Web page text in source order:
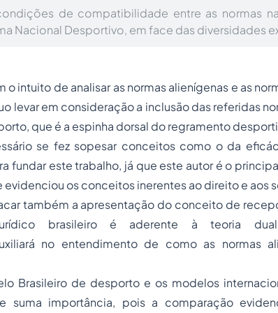
de compatibilidade entre as normas
Nacional Desportivo, em face das diversidades
o intuito de analisar as normas alienígenas e as
levar em consideração a inclusão das referidas
que é a espinha dorsal do regramento
se fez sopesar conceitos como o da
fundar este trabalho, já que este autor é o
evidenciou os conceitos inerentes ao direito e aos
também a apresentação do conceito de
jurídico brasileiro é aderente à teoria
no entendimento de como as normas
Brasileiro de desporto e os modelos
suma importância, pois a comparação